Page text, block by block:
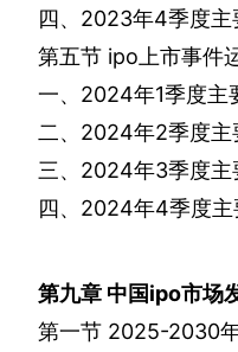
四、 2023年4季度主
第五节 ipo 上市事件
一、 2024年1季度主
二、 2024年2季度主
三、 2024年3季度主
四、 2024年4季度
第九章 中国ipo市场
第一节 2025-2030